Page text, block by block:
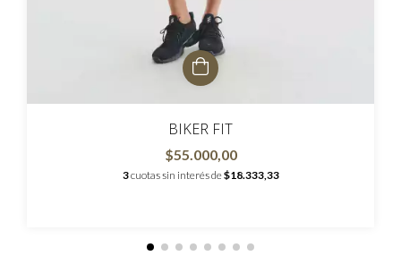
BIKER FIT
$55.000,00
3cuotas sin interés de$18.333,33